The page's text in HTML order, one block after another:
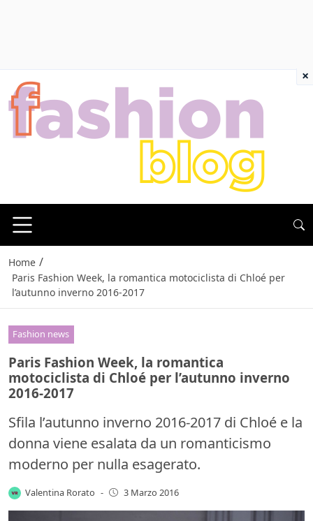
Home /
Paris Fashion Week, la romantica motociclista di Chloé per
l’autunno inverno 2016-2017
Fashion news
Paris Fashion Week, la romantica
motociclista di Chloé per l’autunno inverno
2016-2017
Sfila l’autunno inverno 2016-2017 di Chloé e la
donna viene esalata da un romanticismo
moderno per nulla esagerato.
Valentina Rorato - 3 Marzo 2016
×